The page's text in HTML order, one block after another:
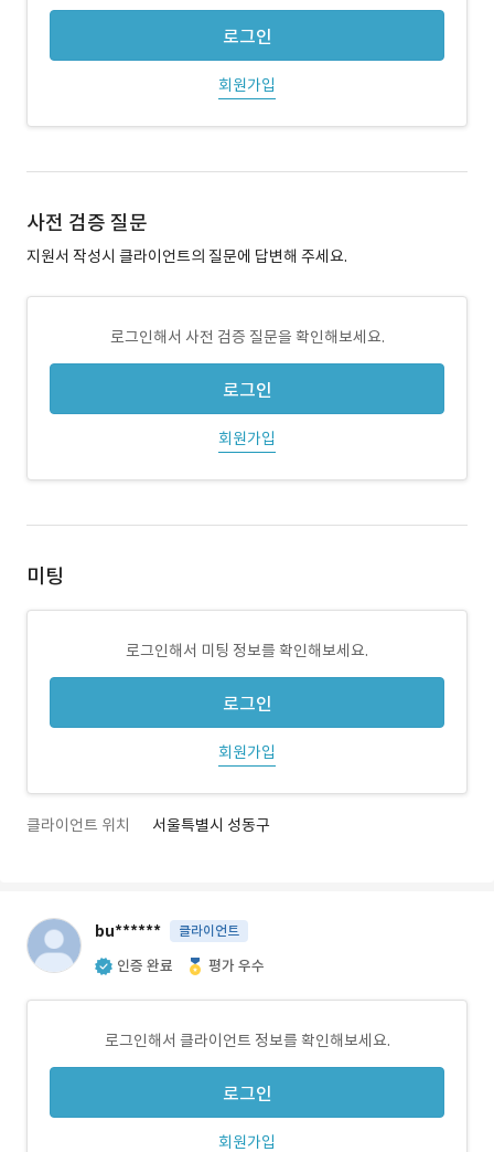
로그인
회원가입
사전 검증 질문
지원서 작성시 클라이언트의 질문에 답변해 주세요.
로그인해서 사전 검증 질문을 확인해보세요.
로그인
회원가입
미팅
로그인해서 미팅 정보를 확인해보세요.
로그인
회원가입
클라이언트 위치 서울특별시 성동구
bu****** 클라이언트
인증 완료 평가 우수
로그인해서 클라이언트 정보를 확인해보세요.
로그인
회원가입